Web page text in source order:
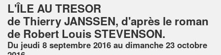
L'ÎLE AU TRESOR
de Thierry JANSSEN, d'après le roman
de Robert Louis STEVENSON.
Du jeudi 8 septembre 2016 au dimanche 23 octobre